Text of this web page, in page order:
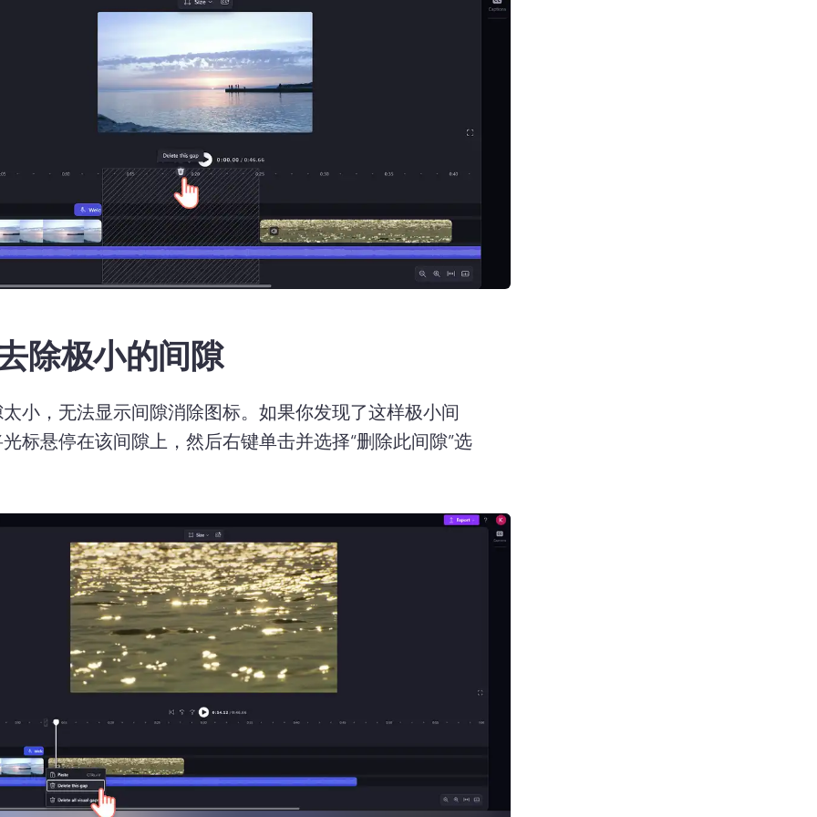
除极小的间隙
小，无法显示间隙消除图标。 如果你发现了这样极小间
标悬停在该间隙上，然后右键单击并选择“删除此间隙”选